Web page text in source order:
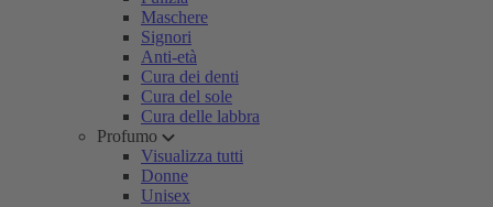
Maschere
Signori
Anti-età
Cura dei denti
Cura del sole
Cura delle labbra
Profumo
Visualizza tutti
Donne
Unisex